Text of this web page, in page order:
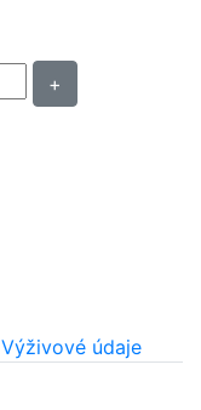
+
Výživové údaje